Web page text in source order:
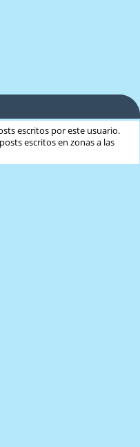
escritos por este usuario.
escritos en zonas a las